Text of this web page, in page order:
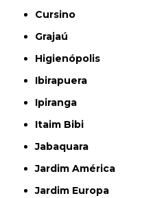
Cursino
Grajaú
Higienópolis
Ibirapuera
Ipiranga
Itaim Bibi
Jabaquara
Jardim América
Jardim Europa